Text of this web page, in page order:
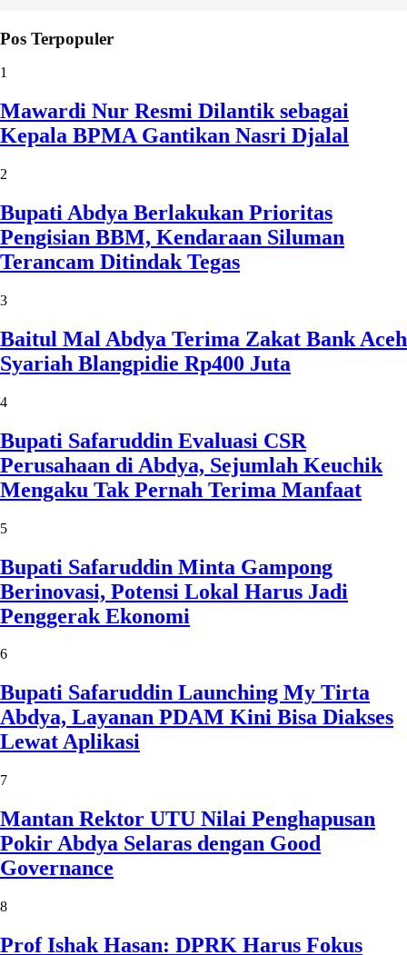
Pos Terpopuler
1
Mawardi Nur Resmi Dilantik sebagai
Kepala BPMA Gantikan Nasri Djalal
2
Bupati Abdya Berlakukan Prioritas
Pengisian BBM, Kendaraan Siluman
Terancam Ditindak Tegas
3
Baitul Mal Abdya Terima Zakat Bank Aceh
Syariah Blangpidie Rp400 Juta
4
Bupati Safaruddin Evaluasi CSR
Perusahaan di Abdya, Sejumlah Keuchik
Mengaku Tak Pernah Terima Manfaat
5
Bupati Safaruddin Minta Gampong
Berinovasi, Potensi Lokal Harus Jadi
Penggerak Ekonomi
6
Bupati Safaruddin Launching My Tirta
Abdya, Layanan PDAM Kini Bisa Diakses
Lewat Aplikasi
7
Mantan Rektor UTU Nilai Penghapusan
Pokir Abdya Selaras dengan Good
Governance
8
Prof Ishak Hasan: DPRK Harus Fokus